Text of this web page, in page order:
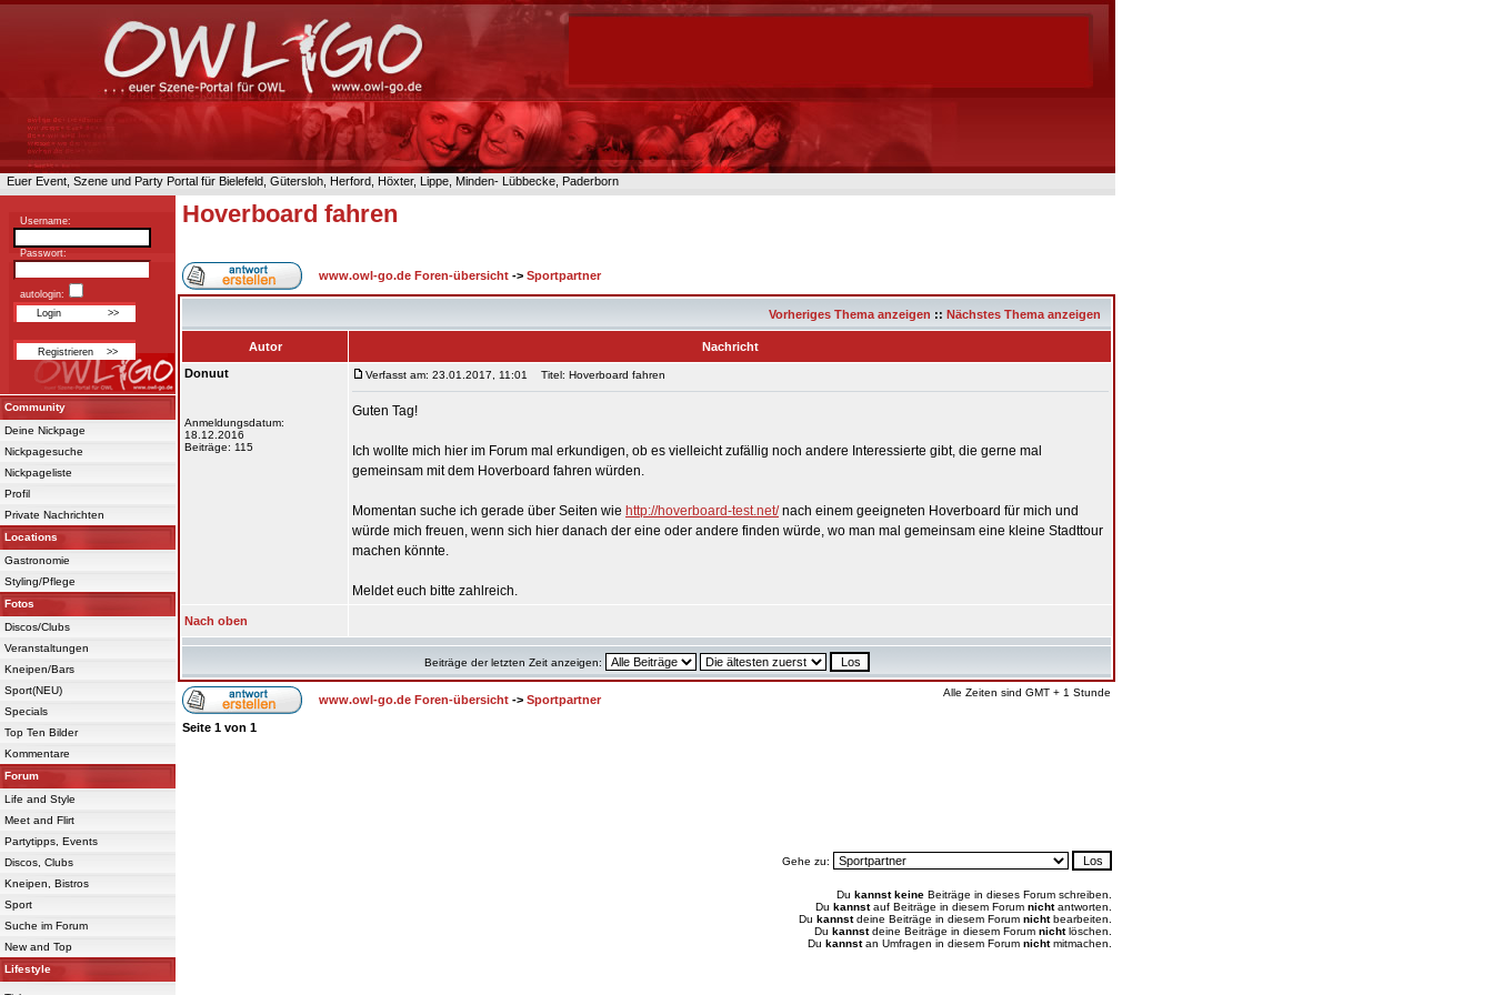
Euer Event, Szene und Party Portal für Bielefeld, Gütersloh, Herford, Höxter, Lippe, Minden- Lübbecke, Paderborn
Username:
Passwort:
autologin:
Community
Deine Nickpage
Nickpagesuche
Nickpageliste
Profil
Private Nachrichten
Locations
Gastronomie
Styling/Pflege
Fotos
Discos/Clubs
Veranstaltungen
Kneipen/Bars
Sport(NEU)
Specials
Top Ten Bilder
Kommentare
Forum
Life and Style
Meet and Flirt
Partytipps, Events
Discos, Clubs
Kneipen, Bistros
Sport
Suche im Forum
New and Top
Lifestyle
Hoverboard fahren
www.owl-go.de Foren-übersicht -> Sportpartner
Vorheriges Thema anzeigen :: Nächstes Thema anzeigen
Autor
Nachricht
Donuut
Anmeldungsdatum:
18.12.2016
Beiträge: 115
Verfasst am: 23.01.2017, 11:01 Titel: Hoverboard fahren
Guten Tag!
Ich wollte mich hier im Forum mal erkundigen, ob es vielleicht zufällig noch andere Interessierte gibt, die gerne mal
gemeinsam mit dem Hoverboard fahren würden.
Momentan suche ich gerade über Seiten wie http://hoverboard-test.net/nach einem geeigneten Hoverboard für mich und
würde mich freuen, wenn sich hier danach der eine oder andere finden würde, wo man mal gemeinsam eine kleine Stadttour
machen könnte.
Meldet euch bitte zahlreich.
Nach oben
Beiträge der letzten Zeit anzeigen:
www.owl-go.de Foren-übersicht -> Sportpartner
Alle Zeiten sind GMT + 1 Stunde
Seite 1 von 1
Gehe zu:
Du kannst keine Beiträge in dieses Forum schreiben.
Du kannstauf Beiträge in diesem Forum nichtantworten.
Du kannstdeine Beiträge in diesem Forum nichtbearbeiten.
Du kannstdeine Beiträge in diesem Forum nichtlöschen.
Du kannstan Umfragen in diesem Forum nichtmitmachen.